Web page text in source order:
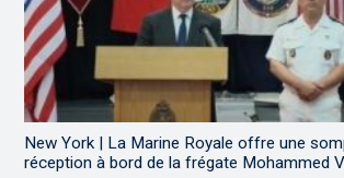
New York | La Marine Royale offre une
réception à bord de la frégate Mohammed